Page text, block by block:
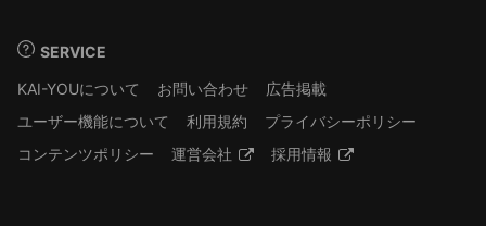
SERVICE
KAI-YOUについて
お問い合わせ
広告掲載
ユーザー機能について
利用規約
プライバシーポリシー
コンテンツポリシー
運営会社 採用情報